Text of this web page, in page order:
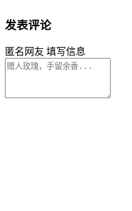
发表评论
匿名网友 填写信息